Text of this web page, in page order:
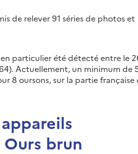
de relever 91 séries de photos et
en particulier été détecté entre le
Actuellement, un minimum de
8 oursons, sur la partie française
brun